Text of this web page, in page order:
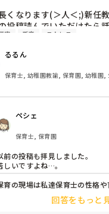
います。
し早くこのアプリに出会
くなります(＞人＜;)新任教
投稿読んでいただけたら
考えて私が適応障害にな
嫌だから。
えば私のことを思って、成
ださってたのも分かる。私
とを考えたり、振り返りを
人の仕事だから相談はすご
れば言われるほど相談がし
の時素直に相手に言えた
手なのかな。
することの恐怖で相手に嘘
る。病気のせいも言い訳だ
害 新卒 ストレス
るるん
保育士, 幼稚園教諭, 保育園, 幼稚園,
ペシェ
保育士, 保育園
前の投稿も拝見しました。
しいですよね…。
育の現場は私達保育士の性格
育士に否定されたような気持ち
しまいがちな職場だと思います。
回答をもっと